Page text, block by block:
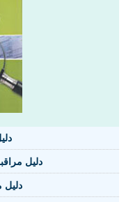
دليل
دليل